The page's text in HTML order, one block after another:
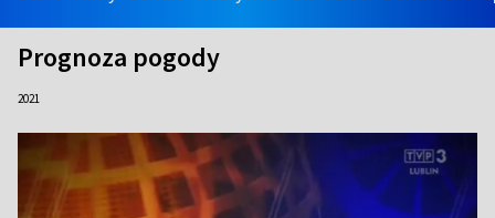
Prognoza pogody
2021